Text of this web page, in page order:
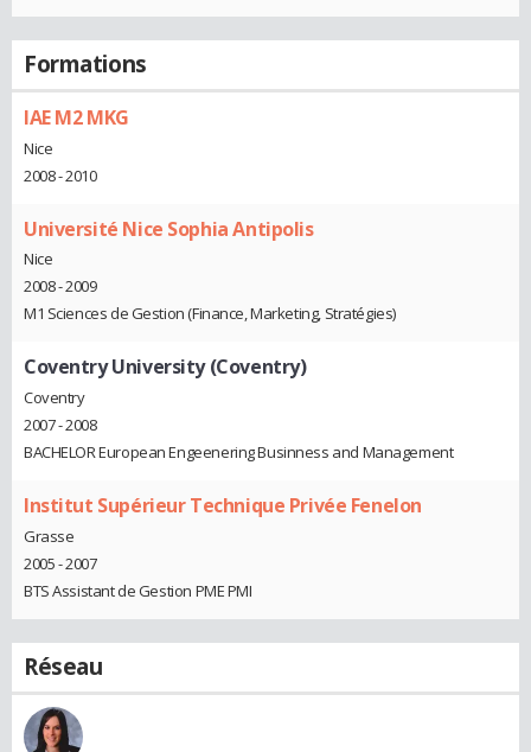
Formations
IAE M2 MKG
Nice
2008 - 2010
Université Nice Sophia Antipolis
Nice
2008 - 2009
M1 Sciences de Gestion (Finance, Marketing, Stratégies)
Coventry University (Coventry)
Coventry
2007 - 2008
BACHELOR European Engeenering Businness and Management
Institut Supérieur Technique Privée Fenelon
Grasse
2005 - 2007
BTS Assistant de Gestion PME PMI
Réseau